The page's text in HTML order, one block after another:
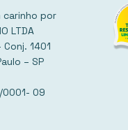
carinho por
LTDA
1401
– SP
0001- 09